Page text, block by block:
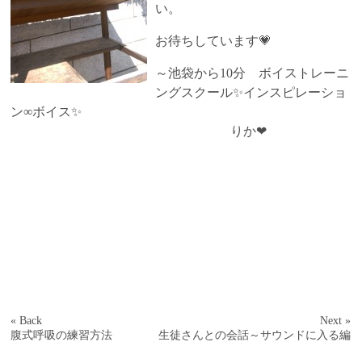
い。
お待ちしています💗
～池袋から10分 ボイストレーニ
ングスクール✨インスピレーショ
ン∞ボイス✨
りか❤
« Back
腹式呼吸の練習方法
Next »
生徒さんとの会話～サウンドに入る編